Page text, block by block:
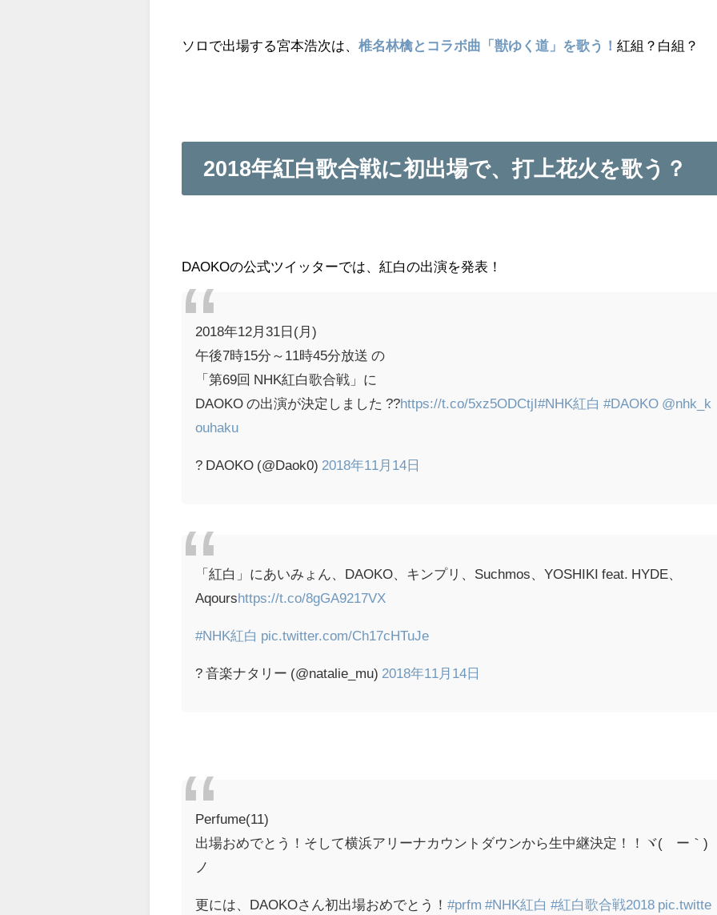
ソロで出場する宮本浩次は、椎名林檎とコラボ曲「獣ゆく道」を歌う！紅組？白組？
2018年紅白歌合戦に初出場で、打上花火を歌う？
DAOKOの公式ツイッターでは、紅白の出演を発表！
2018年12月31日(月)
午後7時15分～11時45分放送 の
「第69回 NHK紅白歌合戦」に
DAOKO の出演が決定しました ??https://t.co/5xz5ODCtjI#NHK紅白 #DAOKO @nhk_k
ouhaku
? DAOKO (@Daok0) 2018年11月14日
「紅白」にあいみょん、DAOKO、キンプリ、Suchmos、YOSHIKI feat. HYDE、
Aqourshttps://t.co/8gGA9217VX
#NHK紅白 pic.twitter.com/Ch17cHTuJe
? 音楽ナタリー (@natalie_mu) 2018年11月14日
Perfume(11)
出場おめでとう！そして横浜アリーナカウントダウンから生中継決定！！ヾ(´ー｀)
ノ
更には、DAOKOさん初出場おめでとう！#prfm #NHK紅白 #紅白歌合戦2018 pic.twitte